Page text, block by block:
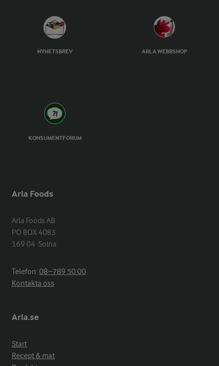
NYHETSBREV ARLA WEBBSHOP
KONSUMENTFORUM
Arla Foods
Arla Foods AB
PO BOX 4083
169 04  Solna
Telefon:08−789 50 00
Kontakta oss
Arla.se
Start
Recept & mat